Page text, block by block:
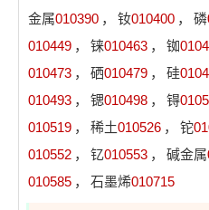
金属010390 ， 钕010400 ， 磷
010449 ， 铼010463 ， 铷
010473 ， 硒010479 ， 硅
010493 ， 锶010498 ， 锝
010519 ， 稀土010526 ， 铊
010552 ， 钇010553 ， 碱金属
010585 ， 石墨烯010715